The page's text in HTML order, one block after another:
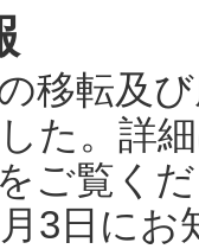
移転及
た。詳
をご覧く
3日にお